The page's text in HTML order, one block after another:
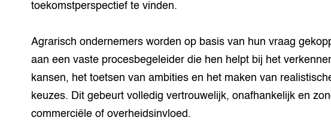
toekomstperspectief te vinden.
Agrarisch ondernemers worden op basis van hun vraag
aan een vaste procesbegeleider die hen helpt bij het
kansen, het toetsen van ambities en het maken van
keuzes. Dit gebeurt volledig vertrouwelijk, onafhankelijk en
commerciële of overheidsinvloed.